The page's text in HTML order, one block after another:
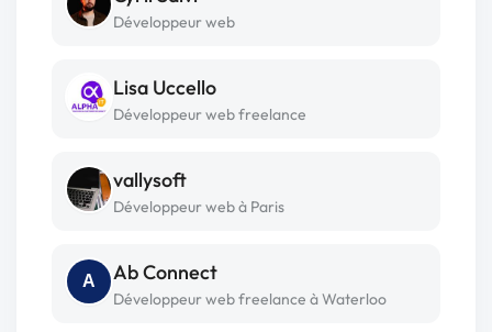
Développeur web
Lisa Uccello
Développeur web freelance
vallysoft
Développeur web à Paris
A Ab Connect
Développeur web freelance à Waterloo